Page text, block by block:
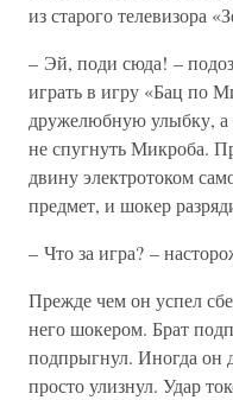
из старого телевизора
– Эй, поди сюда! –
играть в игру «Бац по
дружелюбную улыбку, а
не спугнуть Микроба.
двину электротоком
предмет, и шокер
– Что за игра? –
Прежде чем он успел
него шокером. Брат
подпрыгнул. Иногда он
просто улизнул. Удар